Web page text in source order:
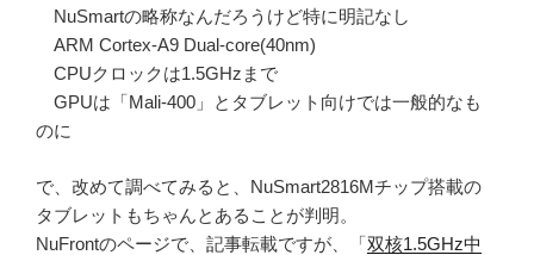
NuSmartの略称なんだろうけど特に明記なし
ARM Cortex-A9 Dual-core(40nm)
CPUクロックは1.5GHzまで
GPUは「Mali-400」とタブレット向けでは一般的なも
のに
で、改めて調べてみると、NuSmart2816Mチップ搭載の
タブレットもちゃんとあることが判明。
NuFrontのページで、記事転載ですが、「双核1.5GHz中